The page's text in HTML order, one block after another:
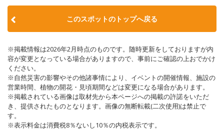
このスポットのトップへ戻る
※掲載情報は2026年2月時点のものです。随時更新をしておりますが内
容が変更となっている場合がありますので、事前にご確認の上おでかけ
ください。
※自然災害の影響やその他諸事情により、イベントの開催情報、施設の
営業時間、植物の開花・見頃期間などは変更になる場合があります。
※掲載されている画像は取材先から本ページへの掲載の許諾をいただ
き、提供されたものとなります。画像の無断転載(二次使用)は禁止で
す。
※表示料金は消費税8％ないし10％の内税表示です。